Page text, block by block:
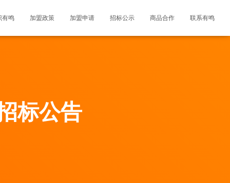
有鸣 加盟政策 加盟申请 招标公示 商品合作 联系有鸣
标公告